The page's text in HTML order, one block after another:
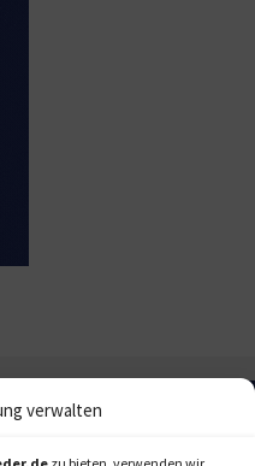
verwalten